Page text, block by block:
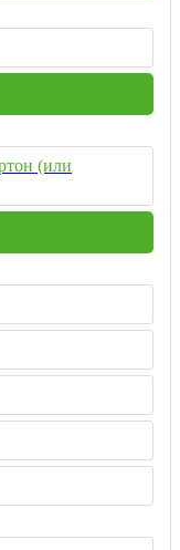
(или